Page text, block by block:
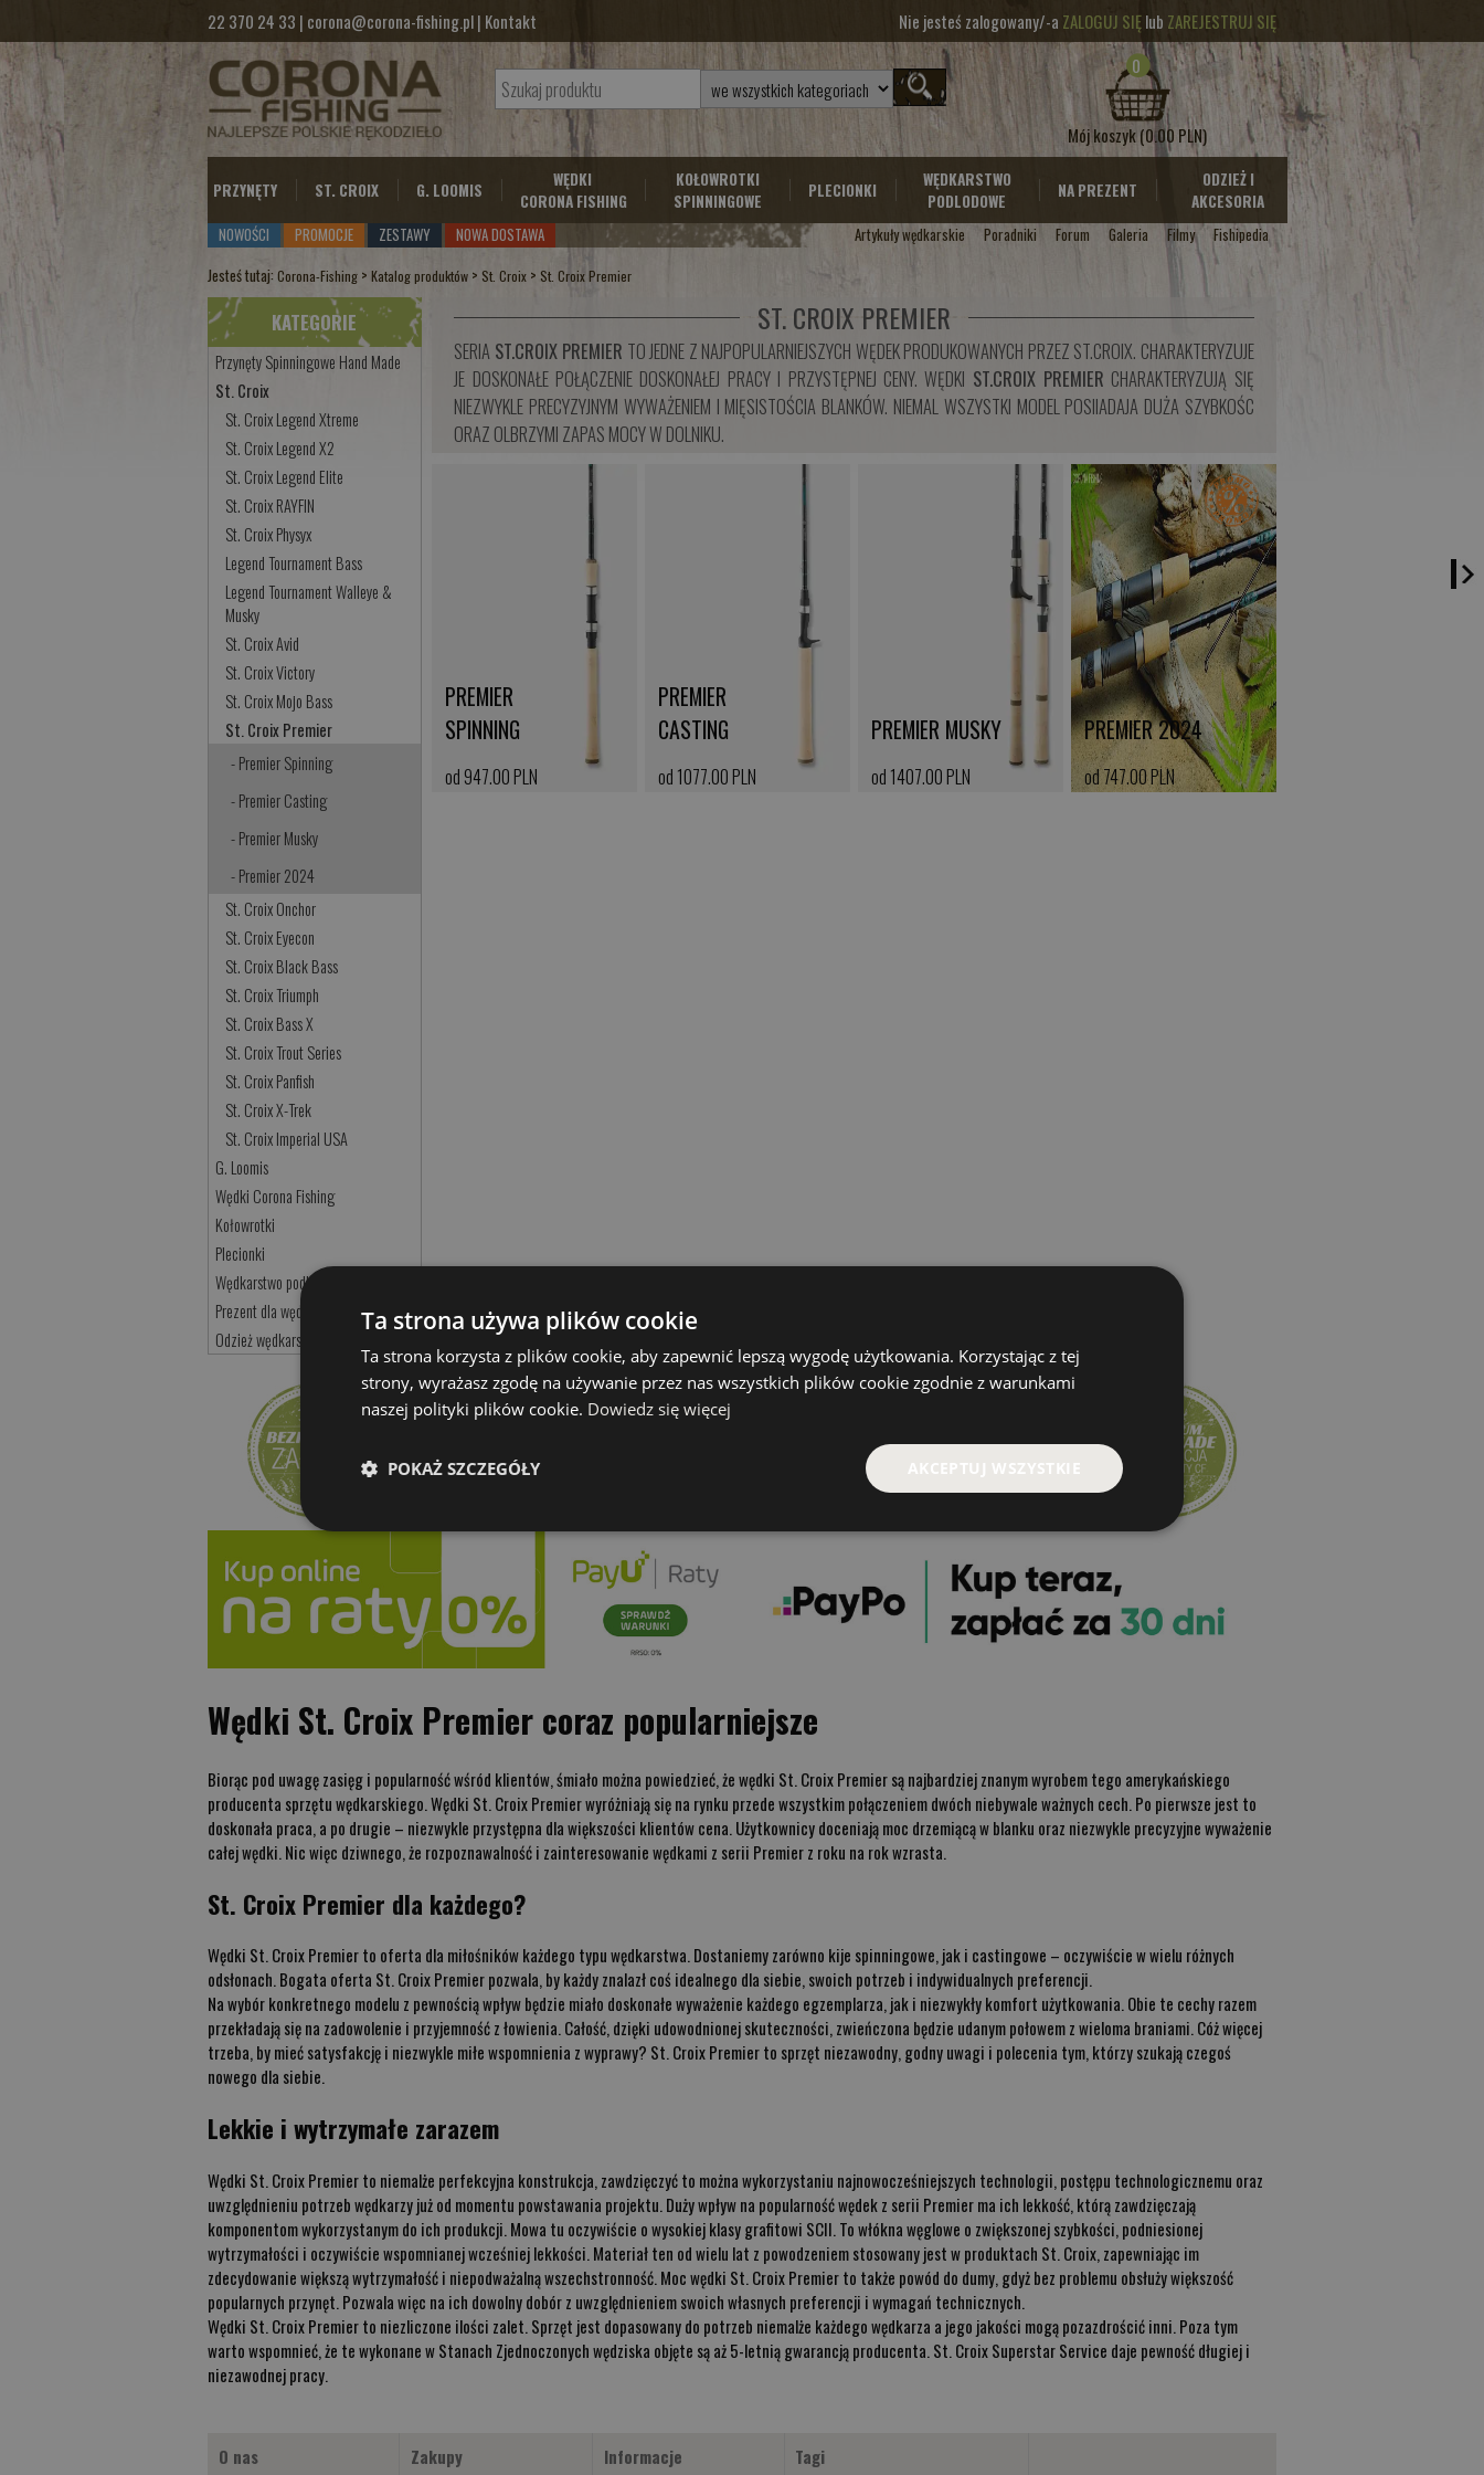
22 370 24 33 | corona@corona-fishing.pl| Kontakt Nie jesteś zalogowany/-a ZALOGUJ SIĘlub ZAREJESTRUJ SIĘ
0
Mój koszyk(0.00 PLN)
PRZYNĘTY ST. CROIX G. LOOMIS
WĘDKI
CORONA FISHING
KOŁOWROTKI
SPINNINGOWE
PLECIONKI
WĘDKARSTWO
PODLODOWE
NA PREZENT
ODZIEŻ I
AKCESORIA
NOWOŚCI
PROMOCJE ZESTAWY NOWA DOSTAWA Artykuły wędkarskie Poradniki Forum Galeria Filmy
Fishipedia
Jesteś tutaj: Corona-Fishing >Katalog produktów > St. Croix > St. Croix Premier
KATEGORIE
Przynęty Spinningowe Hand Made
St. Croix
St. Croix Legend Xtreme
St. Croix Legend X2
St. Croix Legend Elite
St. Croix RAYFIN
St. Croix Physyx
Legend Tournament Bass
Legend Tournament Walleye &
Musky
St. Croix Avid
St. Croix Victory
St. Croix Mojo Bass
St. Croix Premier
- Premier Spinning
- Premier Casting
- Premier Musky
- Premier 2024
St. Croix Onchor
St. Croix Eyecon
St. Croix Black Bass
St. Croix Triumph
St. Croix Bass X
St. Croix Trout Series
St. Croix Panfish
St. Croix X-Trek
St. Croix Imperial USA
G. Loomis
Wędki Corona Fishing
Kołowrotki
Plecionki
Wędkarstwo podlodowe
Prezent dla wędkarza
Odzież wędkarska i akcesoria
ST. CROIX PREMIER
SERIA ST.CROIX PREMIER TO JEDNE Z NAJPOPULARNIEJSZYCH WĘDEK PRODUKOWANYCH PRZEZ ST.CROIX. CHARAKTERYZUJE
JE DOSKONAŁE POŁĄCZENIE DOSKONAŁEJ PRACY I PRZYSTĘPNEJ CENY. WĘDKI ST.CROIX PREMIER CHARAKTERYZUJĄ SIĘ
NIEZWYKLE PRECYZYJNYM WYWAŻENIEM I MIĘSISTOŚCIA BLANKÓW. NIEMAL WSZYSTKI MODEL POSIIADAJA DUŻA SZYBKOŚC
ORAZ OLBRZYMI ZAPAS MOCY W DOLNIKU.
PREMIER
SPINNING
od 947.00 PLN
PREMIER
CASTING
od 1077.00 PLN
PREMIER MUSKY
od 1407.00 PLN
PREMIER 2024
od 747.00 PLN
Wędki St. Croix Premier coraz popularniejsze
Biorąc pod uwagę zasięg i popularność wśród klientów, śmiało można powiedzieć, że wędki St. Croix Premier są najbardziej znanym wyrobem tego amerykańskiego
producenta sprzętu wędkarskiego. Wędki St. Croix Premier wyróżniają się na rynku przede wszystkim połączeniem dwóch niebywale ważnych cech. Po pierwsze jest to
doskonała praca, a po drugie – niezwykle przystępna dla większości klientów cena. Użytkownicy doceniają moc drzemiącą w blanku oraz niezwykle precyzyjne wyważenie
całej wędki. Nic więc dziwnego, że rozpoznawalność i zainteresowanie wędkami z serii Premier z roku na rok wzrasta.
St. Croix Premier dla każdego?
Wędki St. Croix Premier to oferta dla miłośników każdego typu wędkarstwa. Dostaniemy zarówno kije spinningowe, jak i castingowe – oczywiście w wielu różnych
odsłonach. Bogata oferta St. Croix Premier pozwala, by każdy znalazł coś idealnego dla siebie, swoich potrzeb i indywidualnych preferencji.
Na wybór konkretnego modelu z pewnością wpływ będzie miało doskonałe wyważenie każdego egzemplarza, jak i niezwykły komfort użytkowania. Obie te cechy razem
przekładają się na zadowolenie i przyjemność z łowienia. Całość, dzięki udowodnionej skuteczności, zwieńczona będzie udanym połowem z wieloma braniami. Cóż więcej
trzeba, by mieć satysfakcję i niezwykle miłe wspomnienia z wyprawy? St. Croix Premier to sprzęt niezawodny, godny uwagi i polecenia tym, którzy szukają czegoś
nowego dla siebie.
Lekkie i wytrzymałe zarazem
Wędki St. Croix Premier to niemalże perfekcyjna konstrukcja, zawdzięczyć to można wykorzystaniu najnowocześniejszych technologii, postępu technologicznemu oraz
uwzględnieniu potrzeb wędkarzy już od momentu powstawania projektu. Duży wpływ na popularność wędek z serii Premier ma ich lekkość, którą zawdzięczają
komponentom wykorzystanym do ich produkcji. Mowa tu oczywiście o wysokiej klasy grafitowi SCII. To włókna węglowe o zwiększonej szybkości, podniesionej
wytrzymałości i oczywiście wspomnianej wcześniej lekkości. Materiał ten od wielu lat z powodzeniem stosowany jest w produktach St. Croix, zapewniając im
zdecydowanie większą wytrzymałość i niepodważalną wszechstronność. Moc wędki St. Croix Premier to także powód do dumy, gdyż bez problemu obsłuży większość
popularnych przynęt. Pozwala więc na ich dowolny dobór z uwzględnieniem swoich własnych preferencji i wymagań technicznych.
Wędki St. Croix Premier to niezliczone ilości zalet. Sprzęt jest dopasowany do potrzeb niemalże każdego wędkarza a jego jakości mogą pozazdrościć inni. Poza tym
warto wspomnieć, że te wykonane w Stanach Zjednoczonych wędziska objęte są aż 5-letnią gwarancją producenta. St. Croix Superstar Service daje pewność długiej i
niezawodnej pracy.
O nas
Zakupy
Informacje
Tagi
Ta strona używa plików cookie
Ta strona korzysta z plików cookie, aby zapewnić lepszą wygodę użytkowania. Korzystając z tej
strony, wyrażasz zgodę na używanie przez nas wszystkich plików cookie zgodnie z warunkami
naszej polityki plików cookie. Dowiedz się więcej
AKCEPTUJ WSZYSTKIE
POKAŻ SZCZEGÓŁY